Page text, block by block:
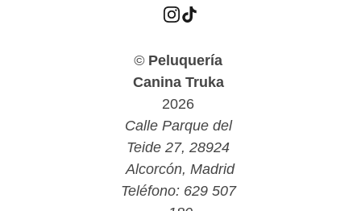
© Peluquería
Canina Truka
2026
Calle Parque del
Teide 27, 28924
Alcorcón, Madrid
Teléfono: 629 507